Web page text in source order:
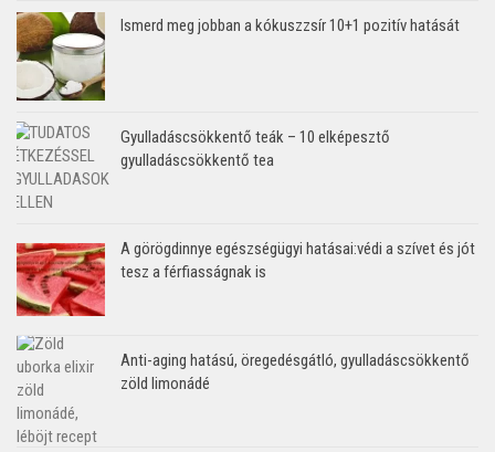
Ismerd meg jobban a kókuszzsír 10+1 pozitív hatását
Gyulladáscsökkentő teák – 10 elképesztő
gyulladáscsökkentő tea
A görögdinnye egészségügyi hatásai:védi a szívet és jót
tesz a férfiasságnak is
Anti-aging hatású, öregedésgátló, gyulladáscsökkentő
zöld limonádé